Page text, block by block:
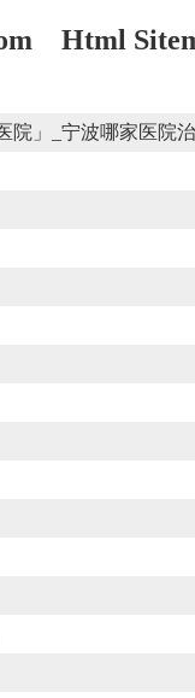
Html
院」_宁波哪家医院